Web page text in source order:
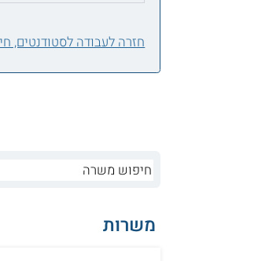
חזרה לעבודה לסטודנטים,
משרות